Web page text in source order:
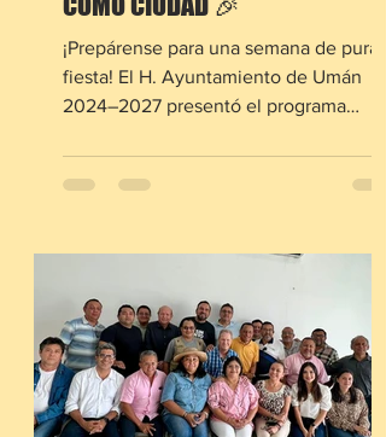
¡Prepárense para una semana de pura
fiesta! El H. Ayuntamiento de Umán
2024–2027 presentó el programa
ciudad, con eventos gratuitos para
todos los gustos (y niveles de energía).
de noviembre con un Desfile Deportivo
primera Callejoneada de Aniversario a
las 10:00 p.m., seguida de la Serenata a
Umán a las 11:00 p.m. — porque en
Umán, la fiesta no duerme. El j